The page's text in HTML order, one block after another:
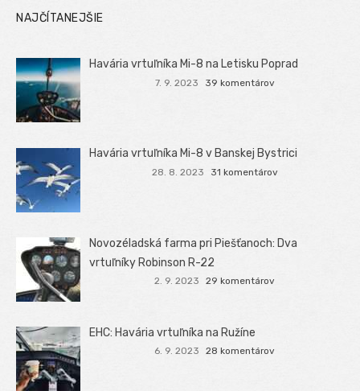
NAJČÍTANEJŠIE
Havária vrtuľníka Mi-8 na Letisku Poprad
7. 9. 2023 39 komentárov
Havária vrtuľníka Mi-8 v Banskej Bystrici
28. 8. 2023 31 komentárov
Novozéladská farma pri Piešťanoch: Dva
vrtuľníky Robinson R-22
2. 9. 2023 29 komentárov
EHC: Havária vrtuľníka na Ružíne
6. 9. 2023 28 komentárov